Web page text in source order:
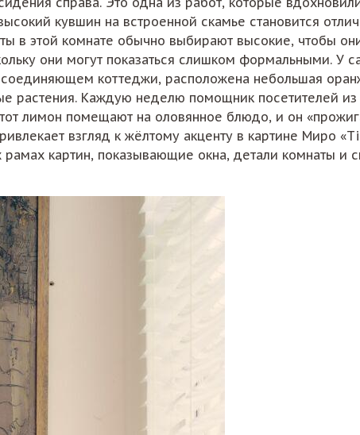
кувшин на встроенной скамье становится
в этой комнате обычно выбирают высокие, чтобы
они могут показаться слишком формальными.
коттеджи, расположена небольшая
растения. Каждую неделю помощник посетителей из
лимон помещают на оловянное блюдо, и он
взгляд к жёлтому акценту в картине Миро
картин, показывающие окна, детали комнаты и